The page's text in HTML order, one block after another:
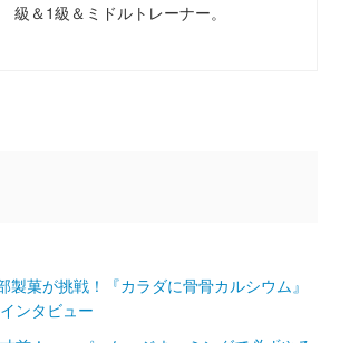
級＆1級＆ミドルトレーナー。
製菓が挑戦！『カラダに骨骨カルシウム』
ンタビュー